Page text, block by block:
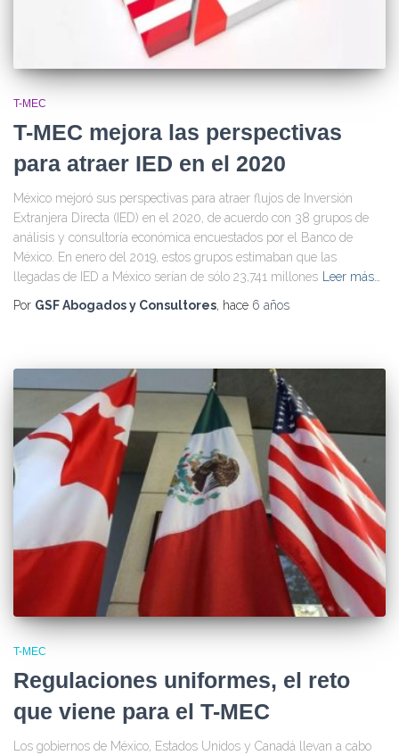
T-MEC
T-MEC mejora las perspectivas
para atraer IED en el 2020
México mejoró sus perspectivas para atraer flujos de Inversión
Extranjera Directa (IED) en el 2020, de acuerdo con 38 grupos de
análisis y consultoría económica encuestados por el Banco de
México. En enero del 2019, estos grupos estimaban que las
llegadas de IED a México serían de sólo 23,741 millones
Leer más…
Por GSF Abogados y Consultores, hace 6 años
T-MEC
Regulaciones uniformes, el reto
que viene para el T-MEC
Los gobiernos de México, Estados Unidos y Canadá llevan a cabo